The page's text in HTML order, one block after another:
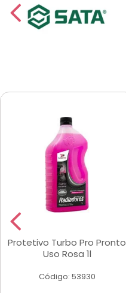
Protetivo Turbo Pro Pronto
Uso Rosa 1l
Código: 53930